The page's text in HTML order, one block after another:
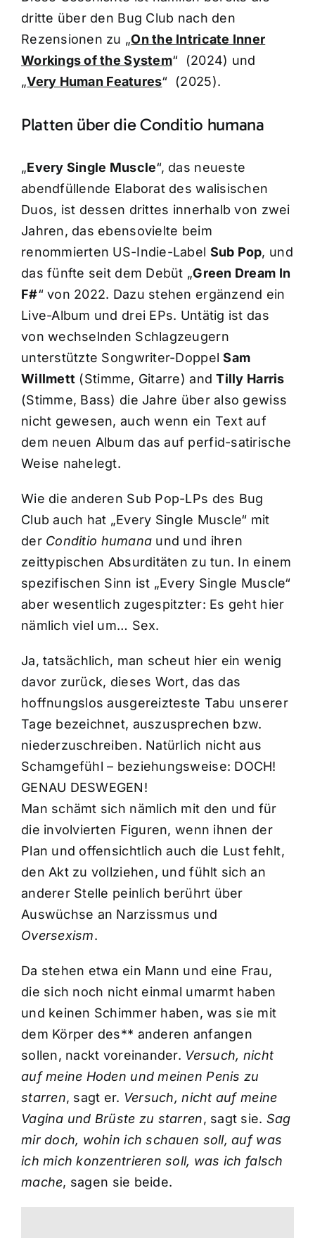
dritte über den Bug Club nach den
Rezensionen zu „On the Intricate Inner
Workings of the System“ (2024) und
„Very Human Features“ (2025).
Platten über die Conditio humana
„Every Single Muscle“, das neueste
abendfüllende Elaborat des walisischen
Duos, ist dessen drittes innerhalb von zwei
Jahren, das ebensovielte beim
renommierten US-Indie-Label Sub Pop, und
das fünfte seit dem Debüt „Green Dream In
F#“ von 2022. Dazu stehen ergänzend ein
Live-Album und drei EPs. Untätig ist das
von wechselnden Schlagzeugern
unterstützte Songwriter-DoppelSam
Willmett (Stimme, Gitarre) andTilly Harris
(Stimme, Bass) die Jahre über also gewiss
nicht gewesen, auch wenn ein Text auf
dem neuen Album das auf perfid-satirische
Weise nahelegt.
Wie die anderen Sub Pop-LPs des Bug
Club auch hat „Every Single Muscle“ mit
der Conditio humana und und ihren
zeittypischen Absurditäten zu tun. In einem
spezifischen Sinn ist „Every Single Muscle“
aber wesentlich zugespitzter: Es geht hier
nämlich viel um… Sex.
Ja, tatsächlich, man scheut hier ein wenig
davor zurück, dieses Wort, das das
hoffnungslos ausgereizteste Tabu unserer
Tage bezeichnet, auszusprechen bzw.
niederzuschreiben. Natürlich nicht aus
Schamgefühl – beziehungsweise: DOCH!
GENAU DESWEGEN!
Man schämt sich nämlich mit den und für
die involvierten Figuren, wenn ihnen der
Plan und offensichtlich auch die Lust fehlt,
den Akt zu vollziehen, und fühlt sich an
anderer Stelle peinlich berührt über
Auswüchse an Narzissmus und
Oversexism.
Da stehen etwa ein Mann und eine Frau,
die sich noch nicht einmal umarmt haben
und keinen Schimmer haben, was sie mit
dem Körper des** anderen anfangen
sollen, nackt voreinander. Versuch, nicht
auf meine Hoden und meinen Penis zu
starren, sagt er. Versuch, nicht auf meine
Vagina und Brüste zu starren, sagt sie. Sag
mir doch, wohin ich schauen soll, auf was
ich mich konzentrieren soll, was ich falsch
mache, sagen sie beide.